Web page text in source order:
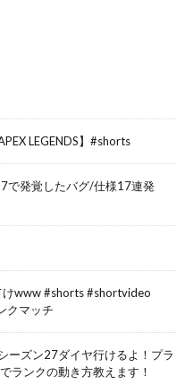
LEGENDS】#shorts
で発覚したバグ/仕様17連発
けwww #shorts #shortvideo
クマッチ
ーズン27ダイヤ行けるよ！プラ
ランクの動き方教えます！